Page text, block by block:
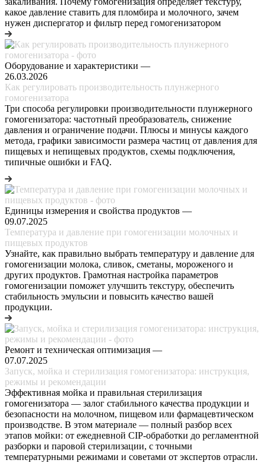
какое давление ставить для пломбира и молочного, зачем
нужен диспергатор и фильтр перед гомогенизатором
Оборудование и характеристики —
26.03.2026
Как регулировать производительность плунжерного
гомогенизатора
Три способа регулировки производительности плунжерного
гомогенизатора: частотный преобразователь, снижение
давления и ограничение подачи. Плюсы и минусы каждого
метода, графики зависимости размера частиц от давления для
пищевых и непищевых продуктов, схемы подключения,
типичные ошибки и FAQ.
Единицы измерения и свойства продуктов —
09.07.2025
Температура и давление при гомогенизации молочных и
пищевых продуктов
Узнайте, как правильно выбрать температуру и давление для
гомогенизации молока, сливок, сметаны, мороженого и
других продуктов. Грамотная настройка параметров
гомогенизации поможет улучшить текстуру, обеспечить
стабильность эмульсии и повысить качество вашей
продукции.
Ремонт и техническая оптимизация —
07.07.2025
Запуск, мойка и стерилизация гомогенизатора: инструкция,
режимы и рекомендации
Эффективная мойка и правильная стерилизация
гомогенизатора — залог стабильного качества продукции и
безопасности на молочном, пищевом или фармацевтическом
производстве. В этом материале — полный разбор всех
этапов мойки: от ежедневной CIP-обработки до регламентной
разборки и паровой стерилизации, с точными
температурными режимами и советами от экспертов отрасли.